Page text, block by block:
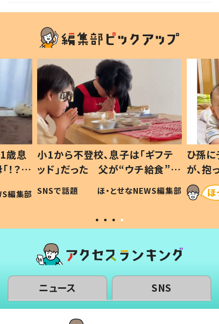
歳息
？」
編集部
小1から不登校、息子は「ギフテ
ッド」だった 父が“ウチ給食”を
作り続ける理由とは #令和の親
#令和の子
SNSで話題 ほ・とせなNEWS編集部
ひ孫
が、
「涙が
い」
ニュース SNS